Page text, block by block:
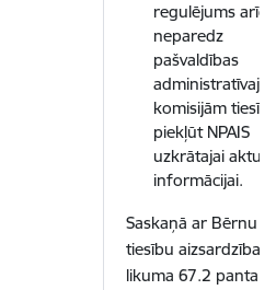
regulējums
neparedz
pašvaldības
komisijām
piekļūt NPAIS
uzkrātajai
informācijai.
Saskaņā ar Bērnu
tiesību aizsardzības
likuma 67.2 panta